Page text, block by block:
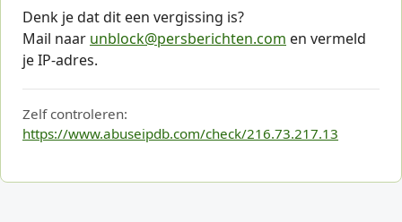
Denk je dat dit een vergissing is?
Mail naar unblock@persberichten.com en vermeld
je IP-adres.
Zelf controleren:
https://www.abuseipdb.com/check/216.73.217.13